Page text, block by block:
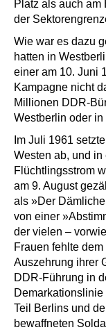
Platz als auch am
der
Wie war es dazu
hatten in
einer am 10. Juni
Kampagne nicht
Millionen DDR-
Westberlin oder
Im Juli 1961
Westen ab, und
Flüchtlingsstrom
am 9. August
als »Der
von einer
der vielen –
Frauen fehlte
Auszehrung ihrer
DDR-Führung in
Teil Berlins und
bewaffneten